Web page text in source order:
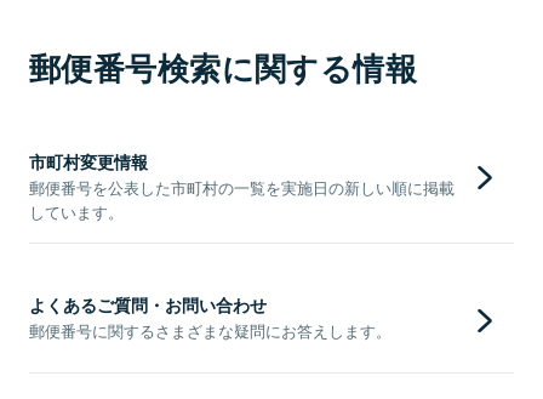
郵便番号検索に関する情報
市町村変更情報
郵便番号を公表した市町村の一覧を実施日の新しい順に掲載
しています。
よくあるご質問・お問い合わせ
郵便番号に関するさまざまな疑問にお答えします。